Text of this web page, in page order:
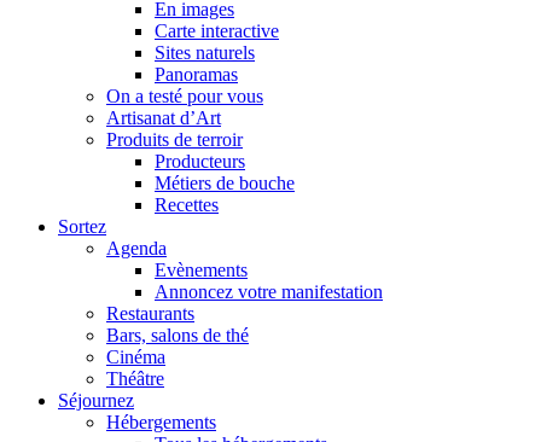
En images
Carte interactive
Sites naturels
Panoramas
On a testé pour vous
Artisanat d’Art
Produits de terroir
Producteurs
Métiers de bouche
Recettes
Sortez
Agenda
Evènements
Annoncez votre manifestation
Restaurants
Bars, salons de thé
Cinéma
Théâtre
Séjournez
Hébergements